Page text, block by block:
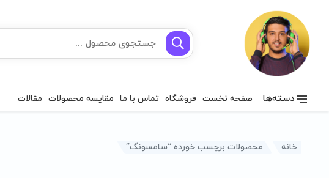
دسته‌ها صفحه نخست فروشگاه تماس با ما مقایسه محصولات مقالات
خانه محصولات برچسب خورده “سامسونگ”